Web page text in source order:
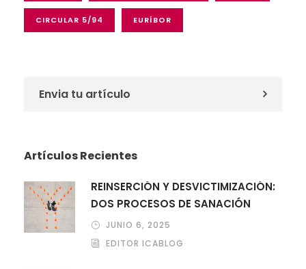
CIRCULAR 5/94 EURÍBOR
Envia tu artículo
Artículos Recientes
REINSERCIÓN Y DESVICTIMIZACIÓN:
DOS PROCESOS DE SANACIÓN
JUNIO 6, 2025
EDITOR ICABLOG